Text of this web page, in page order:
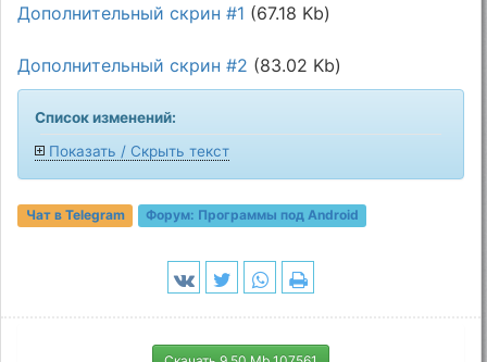
Дополнительный скрин #1 (67.18 Kb)
Дополнительный скрин #2 (83.02 Kb)
Список изменений:
Показать / Скрыть текст
Чат в Telegram Форум: Программы под Android